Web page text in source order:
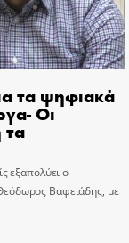
τα ψηφιακά
Οι
τα
εξαπολύει ο
Βαφειάδης, με